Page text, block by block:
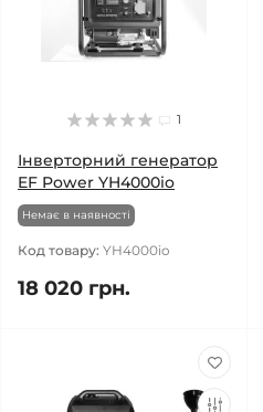
1
Інверторний генератор
EF Power YH4000io
Немає в наявності
Код товару: YH4000io
18 020 грн.